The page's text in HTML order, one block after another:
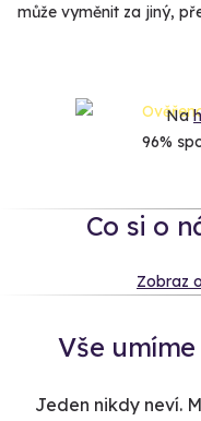
může vyměnit za jiný,
Na
96%
Co si o
Zobraz
Vše
Jeden nikdy neví.